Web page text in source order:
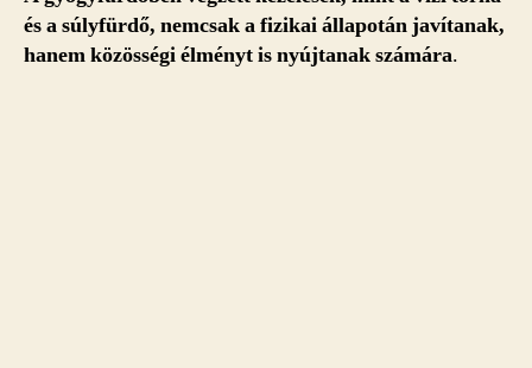
és a súlyfürdő, nemcsak a fizikai állapotán javítanak,
hanem közösségi élményt is nyújtanak számára.